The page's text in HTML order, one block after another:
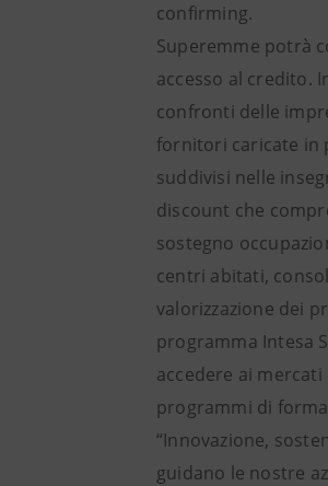
confirming.
Superemme potrà
accesso al credito.
confronti delle
fornitori caricate in
suddivisi nelle
discount che
sostegno
centri abitati,
valorizzazione dei
programma Intesa
accedere ai
programmi di
“Innovazione,
guidano le nostre